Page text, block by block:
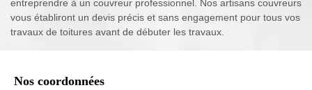
entreprendre à un couvreur professionnel. Nos artisans couvreurs
vous établiront un devis précis et sans engagement pour tous vos
travaux de toitures avant de débuter les travaux.
Nos coordonnées